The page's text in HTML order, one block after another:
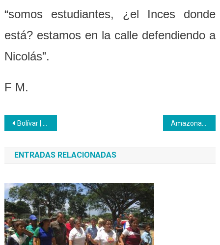
“somos estudiantes, ¿el Inces donde
está? estamos en la calle defendiendo a
Nicolás”.
F M.
Navegación
de
entradas
Bolívar | En conmemoración del Día de la Juventud el Inces fue reconocido
ENTRADAS RELACIONADAS